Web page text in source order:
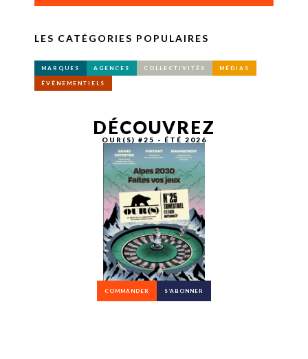
LES CATÉGORIES POPULAIRES
MARQUES AGENCES COLLECTIVITÉS MÉDIAS
ÉVÉNEMENTIELS
DÉCOUVREZ
OUR(S) #25 - ÉTÉ 2026
COMMANDER S’ABONNER